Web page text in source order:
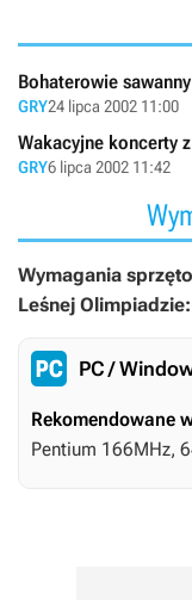
Bohaterowie
GRY24 lipca 2002 11:00
Wakacyjne koncerty
GRY6 lipca 2002 11:42
Wymagania
Leśnej Olimpiadzie:
PC /
Rekomendowane
Pentium 166MHz,